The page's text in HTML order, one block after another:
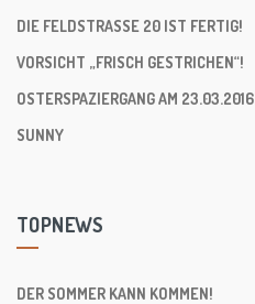
DIE FELDSTRASSE 20 IST FERTIG!
VORSICHT „FRISCH GESTRICHEN“!
OSTERSPAZIERGANG AM 23.03.2016
SUNNY
TOPNEWS
DER SOMMER KANN KOMMEN!